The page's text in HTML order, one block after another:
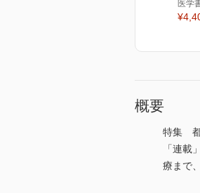
医学
概要
特集 都
「連
療まで